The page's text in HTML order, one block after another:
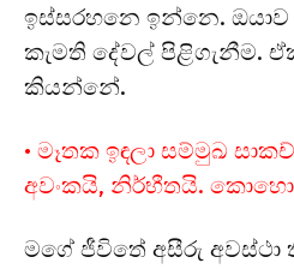
ඉස්සරහනෙ ඉන්නෙ. ඔයාව
කැමති දේවල් පිළිගැනීම.
කියන්නේ.
• මෑතක ඉඳලා සම්මුඛ
අවංකයි, නිර්භීතයි.
මගේ ජීවිතේ අසීරු අවස්ථා